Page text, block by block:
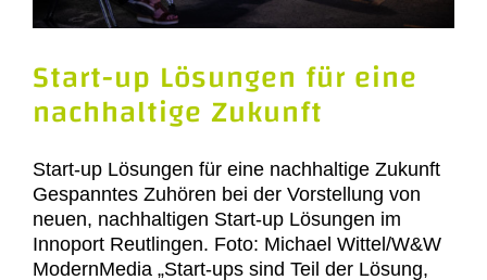
Start-up Lösungen für eine
nachhaltige Zukunft
Start-up Lösungen für eine nachhaltige Zukunft
Gespanntes Zuhören bei der Vorstellung von
neuen, nachhaltigen Start-up Lösungen im
Innoport Reutlingen. Foto: Michael Wittel/W&W
ModernMedia „Start-ups sind Teil der Lösung,